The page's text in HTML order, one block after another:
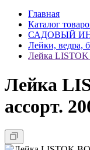
Главная
Каталог
САДОВЫЙ
Лейки, ведра,
Лейка
Лейка
ассорт.